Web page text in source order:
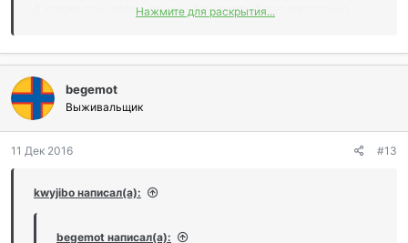
А хлопка при срабатывании и без ракеты будет достаточно,
Нажмите для раскрытия...
begemot
Выживальщик
11 Дек 2016 #13
kwyjibo написал(а):
begemot написал(а):